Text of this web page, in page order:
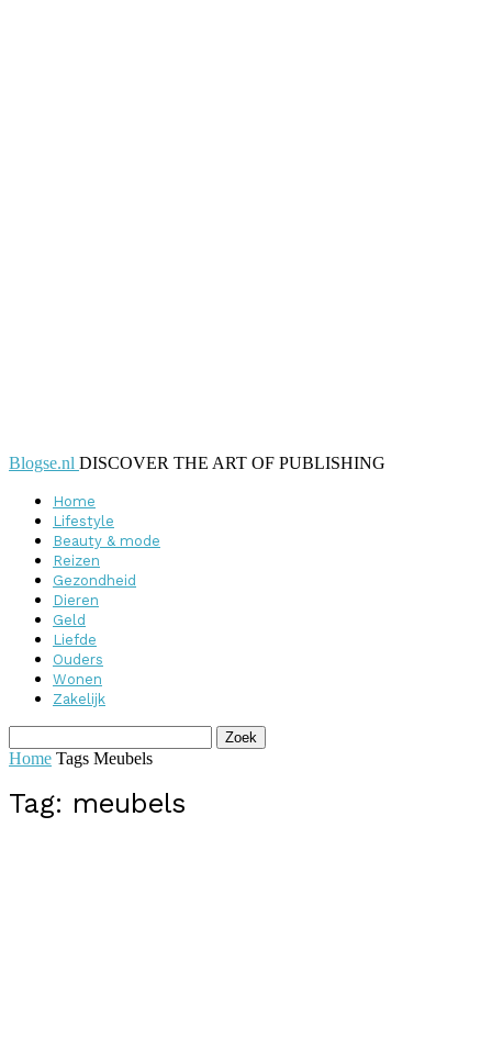
Blogse.nl DISCOVER THE ART OF PUBLISHING
Home
Lifestyle
Beauty & mode
Reizen
Gezondheid
Dieren
Geld
Liefde
Ouders
Wonen
Zakelijk
Home Tags Meubels
Tag: meubels